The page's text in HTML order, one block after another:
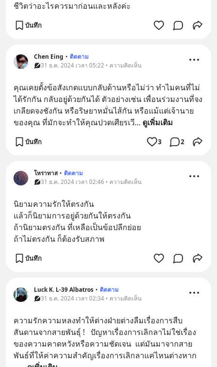
ชีวิตว่าอะไรควรมาก่อนและหลังค่ะ
บันทึก
Chen Eing • ติดตาม
31 ธ.ค. 2024 เวลา 05:22 • ความคิดเห็น
คุณเคยตั้งข้อสังเกตแบบกลับด้านหรือไม่ว่า ทำไมคนที่ไม่
ได้รักกัน กลับอยู่ด้วยกันได้ ตัวอย่างเช่น เพื่อนร่วมงานที่จง
เกลียดจงชังกัน หรือริษยาหมั่นไส้กัน หรือแม้แต่เจ้านาย
ของคุณ ที่มักจะทำให้คุณปวดเศียรเวี... ดูเพิ่มเติม
บันทึก 3 2
โหราทาส • ติดตาม
31 ธ.ค. 2024 เวลา 02:46 • ความคิดเห็น
นิยามความรักให้ตรงกัน
แล้วก็นิยามการอยู่ด้วยกันให้ตรงกัน
ถ้านิยามตรงกัน ที่เหลือเป็นข้อปลีกย่อย
ถ้าไม่ตรงกัน ก็ต้องรับสภาพ
บันทึก
Luck K. L-39 Albatros • ติดตาม
31 ธ.ค. 2024 เวลา 02:34 • ความคิดเห็น
ความรักความหลงทำให้ต่างฝ่ายต่างลืมเรื่องการสืบ
สันดานจากสายพันธุ์ !   ปัญหาเรื่องการเลิกลาไม่ใช่เรื่อง
ของความคาดหวังหรือความชัดเจน  แต่มันมาจากสาย
พันธ์ที่ให้ค่าความสำคัญเรื่องการเลิกลาแค่ไหนต่างหาก